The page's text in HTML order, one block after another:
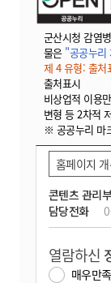
군산시청 감염
물은 "공공누리
제 4 유형: 출처
출처표시
비상업적 이용
변형 등 2차적
※ 공공누리 마
콘텐츠 관리
담당전화
홈페이지
열람하신
매우만족